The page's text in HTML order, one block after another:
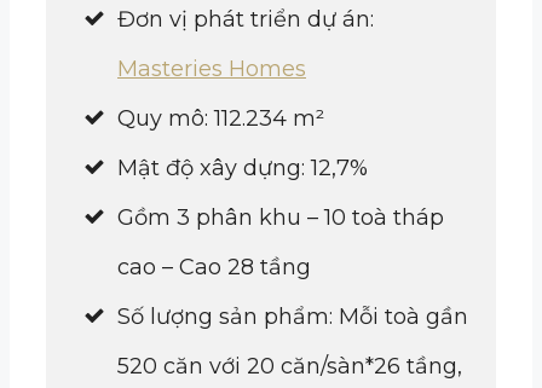
Đơn vị phát triển dự án:
Masteries Homes
Quy mô: 112.234 m²
Mật độ xây dựng: 12,7%
Gồm 3 phân khu – 10 toà tháp
cao – Cao 28 tầng
Số lượng sản phẩm: Mỗi toà gần
520 căn với 20 căn/sàn*26 tầng,